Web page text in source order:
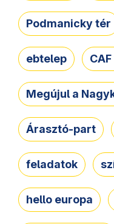
Podmanicky tér
ebtelep
Megújul a
Árasztó-part
feladatok
hello europa